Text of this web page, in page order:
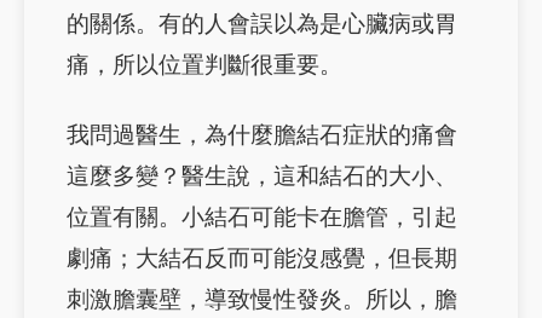
的關係。有的人會誤以為是心臟病或胃
痛，所以位置判斷很重要。
我問過醫生，為什麼膽結石症狀的痛會
這麼多變？醫生說，這和結石的大小、
位置有關。小結石可能卡在膽管，引起
劇痛；大結石反而可能沒感覺，但長期
刺激膽囊壁，導致慢性發炎。所以，膽